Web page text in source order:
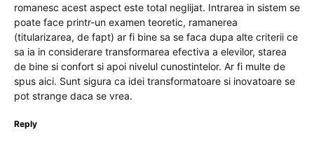
romanesc acest aspect este total neglijat. Intrarea in sistem se
poate face printr-un examen teoretic, ramanerea
(titularizarea, de fapt) ar fi bine sa se faca dupa alte criterii ce
sa ia in considerare transformarea efectiva a elevilor, starea
de bine si confort si apoi nivelul cunostintelor. Ar fi multe de
spus aici. Sunt sigura ca idei transformatoare si inovatoare se
pot strange daca se vrea.
Reply